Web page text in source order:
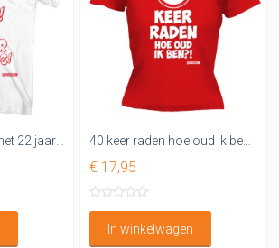
40 jaar t-shirt, 18 met 22 jaar ervaring 40 keer raden hoe oud ik ben Dames shirt 40 jaar
€ 17,95
In winkelwagen